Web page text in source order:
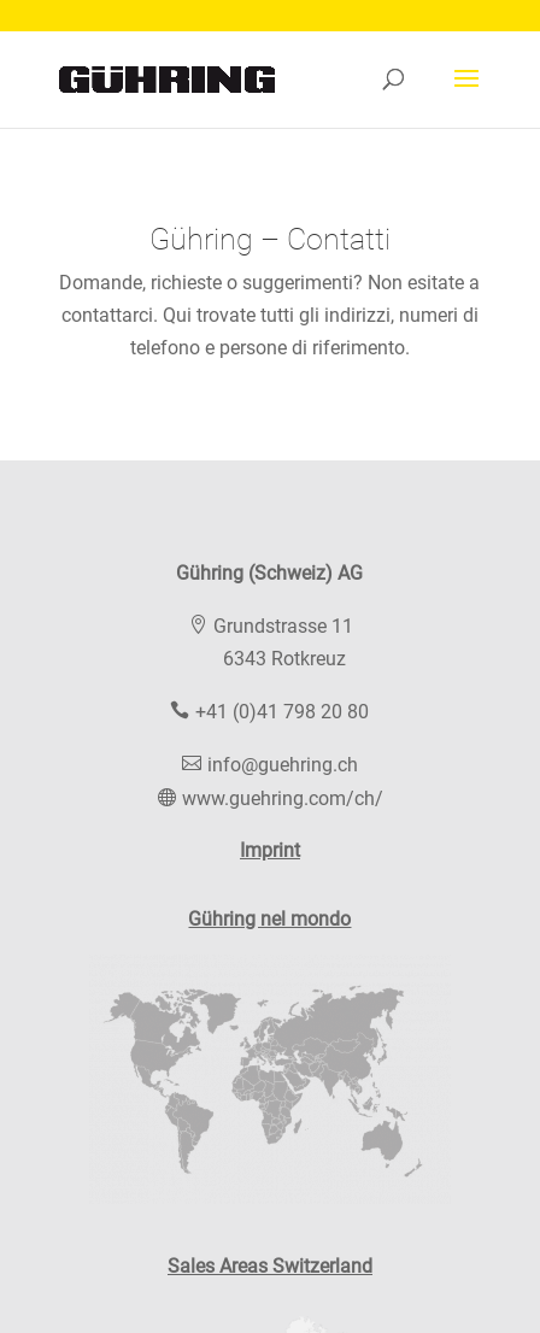
Gühring – Contatti
Domande, richieste o suggerimenti? Non esitate a
contattarci. Qui trovate tutti gli indirizzi, numeri di
telefono e persone di riferimento.
Gühring (Schweiz) AG
Grundstrasse 11
6343 Rotkreuz
+41 (0)41 798 20 80
info@guehring.ch
www.guehring.com/ch/
Imprint
Gühring nel mondo
Sales Areas Switzerland